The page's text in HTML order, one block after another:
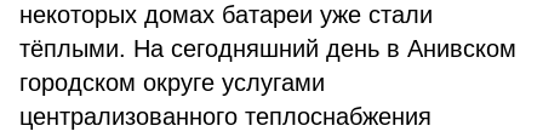
некоторых домах батареи уже стали
тёплыми. На сегодняшний день в Анивском
городском округе услугами
централизованного теплоснабжения